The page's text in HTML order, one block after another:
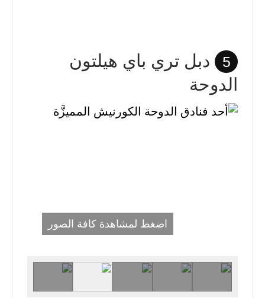
5
دبل تري باي هيلتون
الدوحة
اضغط لمشاهدة كافة الصور